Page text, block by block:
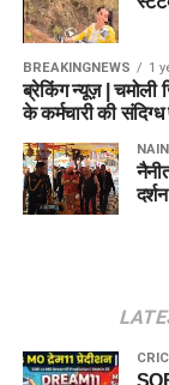
BREAKINGNEWS 1
ब्रेकिंग न्यूज़ | चमोली
के कर्मचारी की संदिग्ध